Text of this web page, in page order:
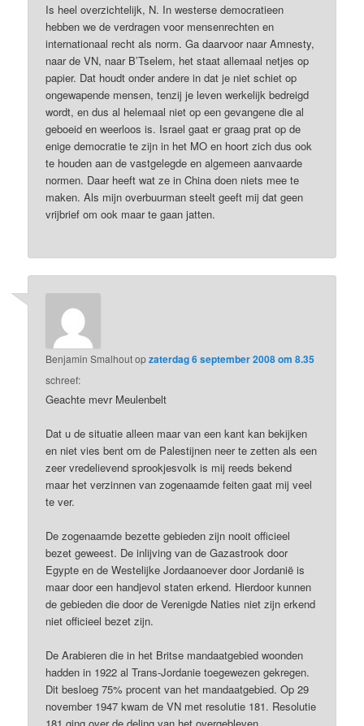
Is heel overzichtelijk, N. In westerse democratieen
hebben we de verdragen voor mensenrechten en
internationaal recht als norm. Ga daarvoor naar Amnesty,
naar de VN, naar B’Tselem, het staat allemaal netjes op
papier. Dat houdt onder andere in dat je niet schiet op
ongewapende mensen, tenzij je leven werkelijk bedreigd
wordt, en dus al helemaal niet op een gevangene die al
geboeid en weerloos is. Israel gaat er graag prat op de
enige democratie te zijn in het MO en hoort zich dus ook
te houden aan de vastgelegde en algemeen aanvaarde
normen. Daar heeft wat ze in China doen niets mee te
maken. Als mijn overbuurman steelt geeft mij dat geen
vrijbrief om ook maar te gaan jatten.
Benjamin Smalhoutopzaterdag 6 september 2008 om 8.35
schreef:
Geachte mevr Meulenbelt
Dat u de situatie alleen maar van een kant kan bekijken
en niet vies bent om de Palestijnen neer te zetten als een
zeer vredelievend sprookjesvolk is mij reeds bekend
maar het verzinnen van zogenaamde feiten gaat mij veel
te ver.
De zogenaamde bezette gebieden zijn nooit officieel
bezet geweest. De inlijving van de Gazastrook door
Egypte en de Westelijke Jordaanoever door Jordanië is
maar door een handjevol staten erkend. Hierdoor kunnen
de gebieden die door de Verenigde Naties niet zijn erkend
niet officieel bezet zijn.
De Arabieren die in het Britse mandaatgebied woonden
hadden in 1922 al Trans-Jordanie toegewezen gekregen.
Dit besloeg 75% procent van het mandaatgebied. Op 29
november 1947 kwam de VN met resolutie 181. Resolutie